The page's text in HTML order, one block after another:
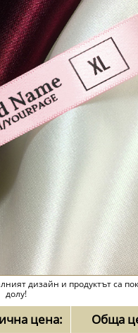
дизайн и продуктът са
долу!
цена: Обща